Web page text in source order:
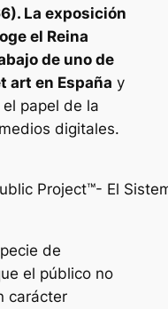
La exposición
el Reina
de uno de
art en España y
papel de la
digitales.
Project™- El
de
el público no
carácter